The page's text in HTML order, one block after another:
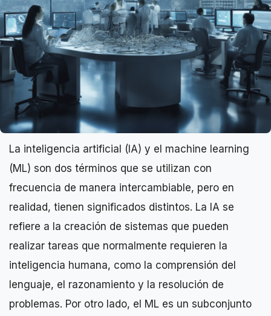
La inteligencia artificial (IA) y el machine learning
(ML) son dos términos que se utilizan con
frecuencia de manera intercambiable, pero en
realidad, tienen significados distintos. La IA se
refiere a la creación de sistemas que pueden
realizar tareas que normalmente requieren la
inteligencia humana, como la comprensión del
lenguaje, el razonamiento y la resolución de
problemas. Por otro lado, el ML es un subconjunto